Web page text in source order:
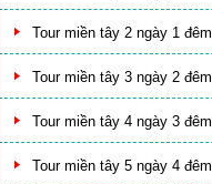
Tour miền tây 2 ngày 1 đêm
Tour miền tây 3 ngày 2 đêm
Tour miền tây 4 ngày 3 đêm
Tour miền tây 5 ngày 4 đêm